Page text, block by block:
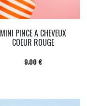
MINI PINCE A CHEVEUX
COEUR ROUGE
Prix
9,00 €